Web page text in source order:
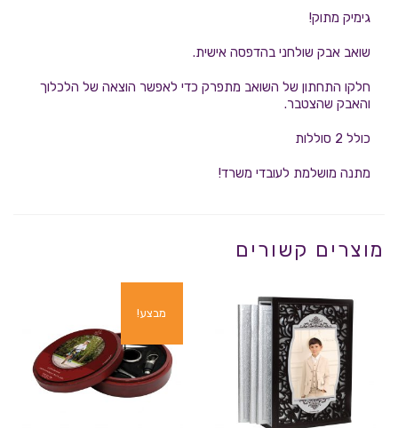
גימיק מתוק!
שואב אבק שולחני בהדפסה אישית.
חלקו התחתון של השואב מתפרק כדי לאפשר הוצאה של הלכלוך
והאבק שהצטבר.
כולל 2 סוללות
מתנה מושלמת לעובדי משרד!
מוצרים קשורים
מבצע!